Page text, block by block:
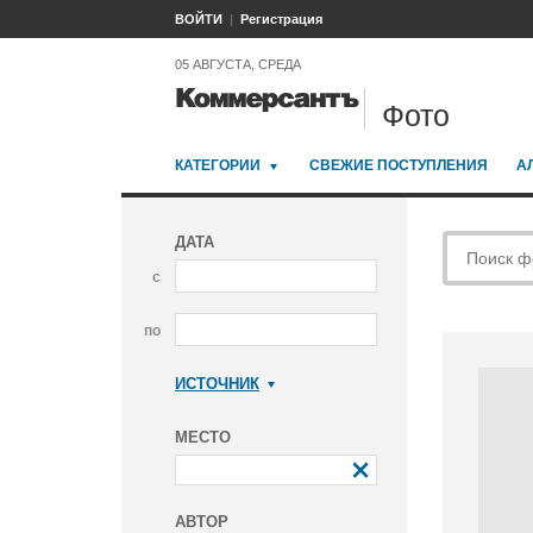
ВОЙТИ Регистрация
05 АВГУСТА, СРЕДА
Фото
КАТЕГОРИИ СВЕЖИЕ ПОСТУПЛЕНИЯ
ДАТА
с
по
ИСТОЧНИК
МЕСТО
АВТОР